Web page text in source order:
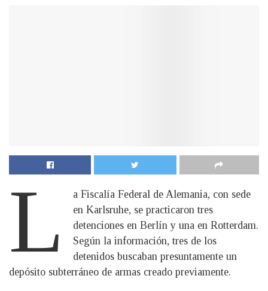
L
a Fiscalía Federal de Alemania, con sede
en Karlsruhe, se practicaron tres
detenciones en Berlín y una en Rotterdam.
Según la información, tres de los
detenidos buscaban presuntamente un
depósito subterráneo de armas creado previamente.